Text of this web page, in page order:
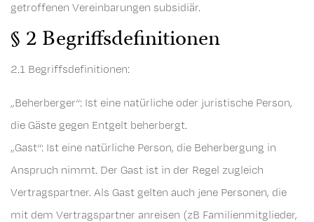
getroffenen Vereinbarungen subsidiär.
§ 2 Begriffsdefinitionen
2.1 Begriffsdefinitionen:
„Beherberger“: Ist eine natürliche oder juristische Person,
die Gäste gegen Entgelt beherbergt.
„Gast“: Ist eine natürliche Person, die Beherbergung in
Anspruch nimmt. Der Gast ist in der Regel zugleich
Vertragspartner. Als Gast gelten auch jene Personen, die
mit dem Vertragspartner anreisen (zB Familienmitglieder,